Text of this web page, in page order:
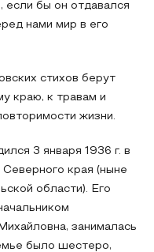
если бы он отдавался
нами мир в его
стихов берут
краю, к травам и
жизни.
3 января 1936 г. в
края (ныне
области). Его
занималась
было шестеро,